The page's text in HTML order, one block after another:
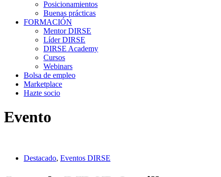
Posicionamientos
Buenas prácticas
FORMACIÓN
Mentor DIRSE
Líder DIRSE
DIRSE Academy
Cursos
Webinars
Bolsa de empleo
Marketplace
Hazte socio
Evento
Destacado, Eventos DIRSE